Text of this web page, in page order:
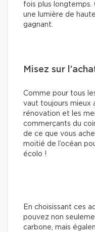
fois plus longtemps.
une lumière de
gagnant.
Misez sur
Comme pour tous
vaut toujours mieux
rénovation et les
commerçants du
de ce que vous
moitié de l’océan
écolo !
En choisissant ces
pouvez non
carbone, mais